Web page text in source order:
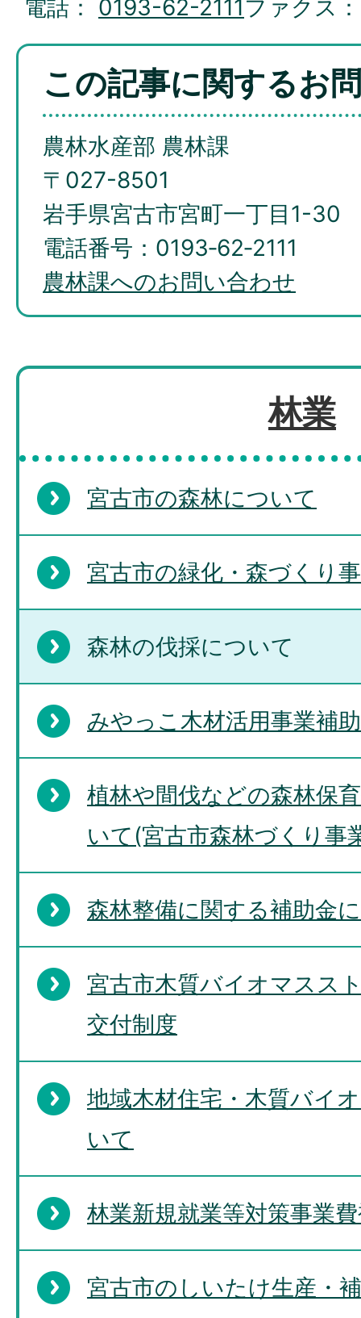
電話： 0193-62-2111 ファクス
この記事に関するお
農林水産部 農林課
〒027-8501
岩手県宮古市宮町一丁目1-30
電話番号：0193‐62‐2111
農林課へのお問い合わせ
林業
宮古市の森林について
宮古市の緑化・森づくり
森林の伐採について
みやっこ木材活用事業補
植林や間伐などの森林保
いて(宮古市森林づくり事
森林整備に関する補助金
宮古市木質バイオマスス
交付制度
地域木材住宅・木質バイ
いて
林業新規就業等対策事業
宮古市のしいたけ生産・